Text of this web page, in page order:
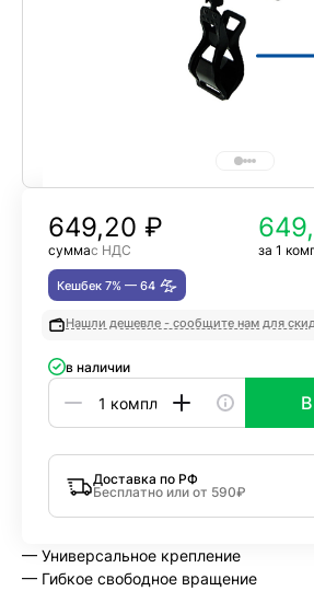
649,20 ₽
суммас НДС за 1
Кешбек 7% — 64
Нашли дешевле - сообщите нам для
в наличии
Доставка по РФ
Бесплатно или от 590₽
— Универсальное крепление
— Гибкое свободное вращение